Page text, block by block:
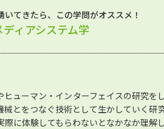
いてきたら、この学問がオススメ！
ィアシステム学
ューマン・インターフェイスの研究を
械とをつなぐ技術として生かしていく研
際に体験してもらわないとなかなか理解